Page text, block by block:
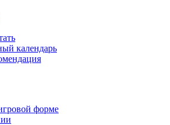
календарь
форме